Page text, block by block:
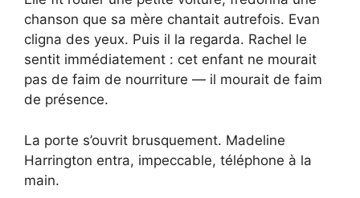
chanson que sa mère chantait autrefois. Evan
cligna des yeux. Puis il la regarda. Rachel le
sentit immédiatement : cet enfant ne mourait
pas de faim de nourriture — il mourait de faim
de présence.
La porte s’ouvrit brusquement. Madeline
Harrington entra, impeccable, téléphone à la
main.